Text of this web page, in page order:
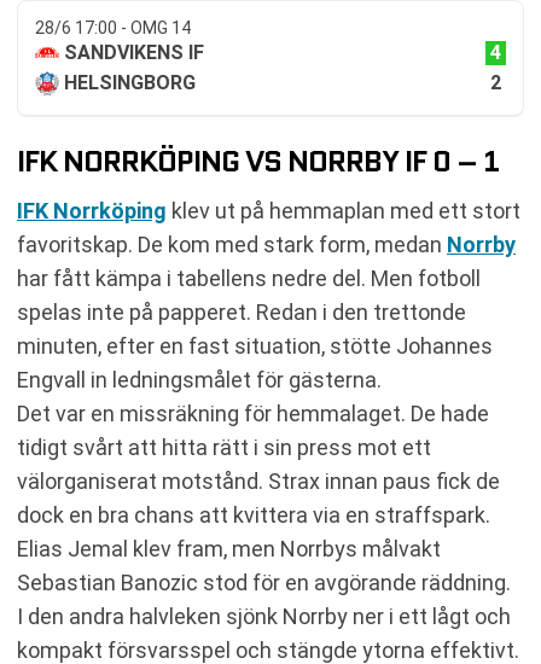
28/6 17:00 - OMG 14
SANDVIKENS IF
4
HELSINGBORG
2
IFK NORRKÖPING VS NORRBY IF 0 – 1
IFK Norrköping klev ut på hemmaplan med ett stort
favoritskap. De kom med stark form, medan Norrby
har fått kämpa i tabellens nedre del. Men fotboll
spelas inte på papperet. Redan i den trettonde
minuten, efter en fast situation, stötte Johannes
Engvall in ledningsmålet för gästerna.
Det var en missräkning för hemmalaget. De hade
tidigt svårt att hitta rätt i sin press mot ett
välorganiserat motstånd. Strax innan paus fick de
dock en bra chans att kvittera via en straffspark.
Elias Jemal klev fram, men Norrbys målvakt
Sebastian Banozic stod för en avgörande räddning.
I den andra halvleken sjönk Norrby ner i ett lågt och
kompakt försvarsspel och stängde ytorna effektivt.